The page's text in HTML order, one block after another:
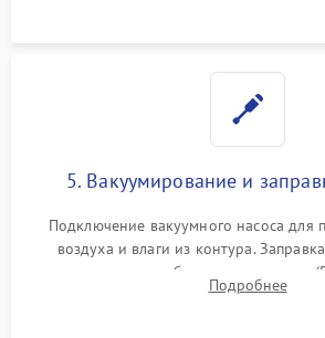
5. Вакуумирование и
Подключение вакуумного насоса для
воздуха и влаги из контура.
дозированным объемом хладагента
электронным весам. Контроль рабочего
Подробнее